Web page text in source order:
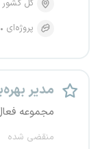
کل کشور
پروژه‌ای
مدیر
مجموعه
منقضی شده